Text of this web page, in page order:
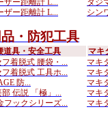
ザー距離計 L...
ザー距離計 L...
タジ
シン
・防犯工具
道具・安全工具
着脱式 腰袋・...
着脱式 工具ホ...
防...
伝説 「極」...
フックシリーズ...
マキ
マキ
マキ
マキ
マキ
マキ